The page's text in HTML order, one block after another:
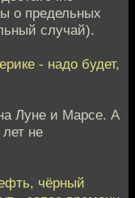
о предельных
случай).
- надо будет,
Луне и Марсе. А
не
чёрный